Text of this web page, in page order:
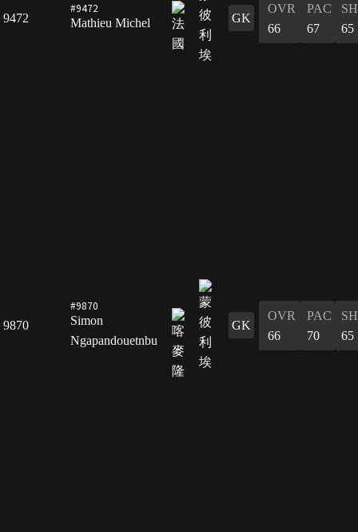
9472
#9472
Mathieu Michel
GK
OVR
66
PAC
67
65
9870
#9870
Simon
Ngapandouetnbu
GK
OVR
66
PAC
70
65